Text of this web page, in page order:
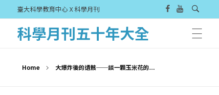
臺大科學教育中心 X 科學月刊
科學月刊五十年大全
Home 大爆炸後的遺骸──談一顆玉米花的...